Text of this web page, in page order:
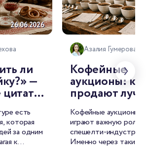
26.06.2026
ли
—
есть
которая
за одним
к
Азалия Гумерова
Кофейные
аукционы: как
продают
лоты мира
Кофейные аукционы
играют важную роль в
спешелти-индустрии.
Именно через такие